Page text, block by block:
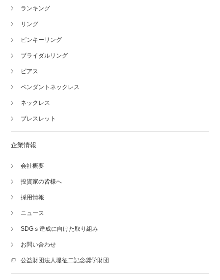
ランキング
リング
ピンキーリング
ブライダルリング
ピアス
ペンダントネックレス
ネックレス
ブレスレット
企業情報
会社概要
投資家の皆様へ
採用情報
ニュース
SDGｓ達成に向けた取り組み
お問い合わせ
公益財団法人堤征二記念奨学財団